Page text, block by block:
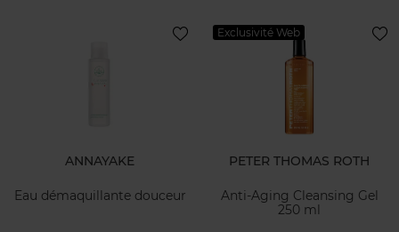
ANNAYAKE
Eau démaquillante douceur
Exclusivité Web
PETER THOMAS ROTH
Anti-Aging Cleansing Gel
250 ml